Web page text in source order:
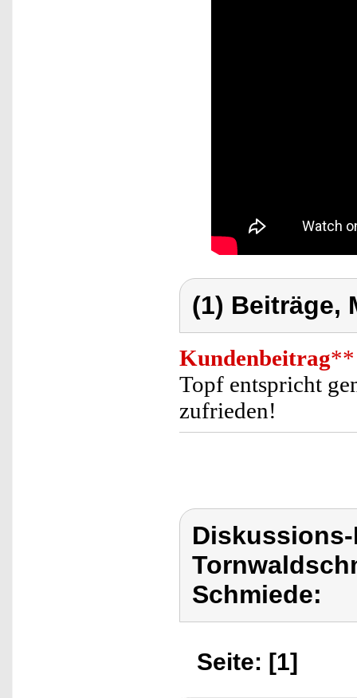
(1) Beiträge,
Kundenbeitrag**
Topf entspricht
zufrieden!
Schmiede:
Seite: [1]